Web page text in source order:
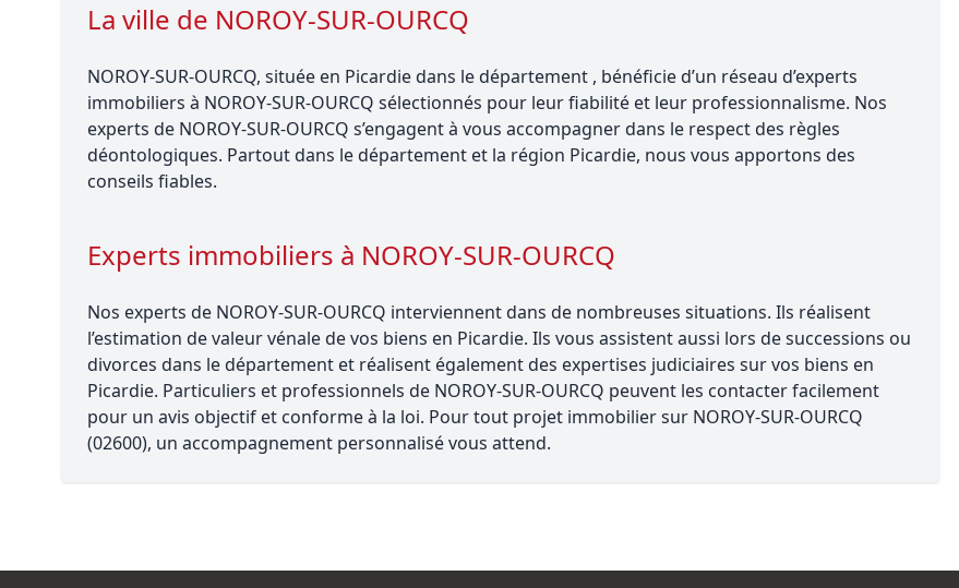
La ville de NOROY-SUR-OURCQ
NOROY-SUR-OURCQ, située en Picardie dans le département , bénéficie d’un réseau d’experts
immobiliers à NOROY-SUR-OURCQ sélectionnés pour leur fiabilité et leur professionnalisme. Nos
experts de NOROY-SUR-OURCQ s’engagent à vous accompagner dans le respect des règles
déontologiques. Partout dans le département et la région Picardie, nous vous apportons des
conseils fiables.
Experts immobiliers à NOROY-SUR-OURCQ
Nos experts de NOROY-SUR-OURCQ interviennent dans de nombreuses situations. Ils réalisent
l’estimation de valeur vénale de vos biens en Picardie. Ils vous assistent aussi lors de successions ou
divorces dans le département et réalisent également des expertises judiciaires sur vos biens en
Picardie. Particuliers et professionnels de NOROY-SUR-OURCQ peuvent les contacter facilement
pour un avis objectif et conforme à la loi. Pour tout projet immobilier sur NOROY-SUR-OURCQ
(02600), un accompagnement personnalisé vous attend.